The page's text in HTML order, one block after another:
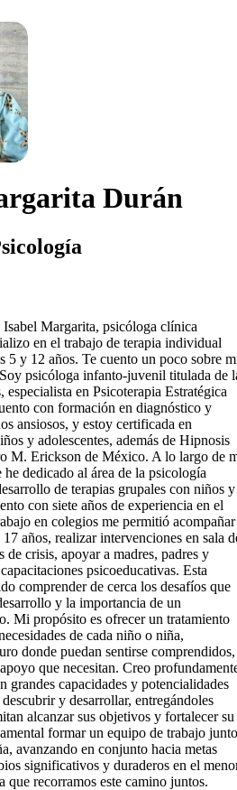
Durán
Isabel Margarita, psicóloga clínica
en el trabajo de terapia individual
5 y 12 años. Te cuento un poco sobre
psicóloga infanto-juvenil titulada de
en Psicoterapia Estratégica
con formación en diagnóstico y
ansiosos, y estoy certificada en
y adolescentes, además de Hipnosis
M. Erickson de México. A lo largo de
dedicado al área de la psicología
de terapias grupales con niños y
con siete años de experiencia en el
en colegios me permitió acompañar
años, realizar intervenciones en sala
de crisis, apoyar a madres, padres y
psicoeducativas. Esta
comprender de cerca los desafíos que
y la importancia de un
Mi propósito es ofrecer un tratamiento
de cada niño o niña,
donde puedan sentirse comprendidos,
que necesitan. Creo
grandes capacidades y potencialidades
y desarrollar, entregándoles
alcanzar sus objetivos y fortalecer su
formar un equipo de trabajo junto
avanzando en conjunto hacia metas
significativos y duraderos en el
recorramos este camino juntos.